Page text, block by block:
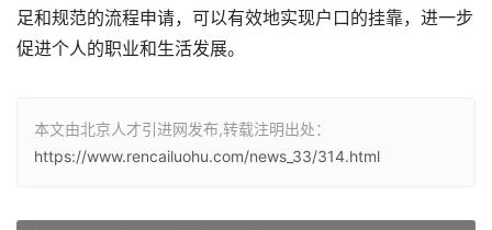
足和规范的流程申请，可以有效地实现户口的挂靠，进一步
促进个人的职业和生活发展。
本文由北京人才引进网发布,转载注明出处：
https://www.rencailuohu.com/news_33/314.html